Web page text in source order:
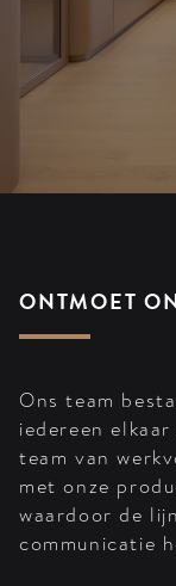
ONTMOET
Ons team
iedereen
team van
met onze
waardoor de
communicatie